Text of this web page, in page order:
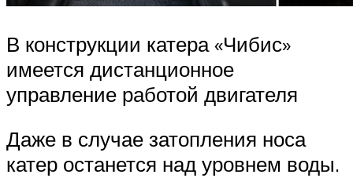
В конструкции катера «Чибис»
имеется дистанционное
управление работой двигателя
Даже в случае затопления носа
катер останется над уровнем воды.